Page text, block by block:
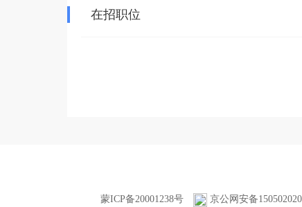
在招职位
蒙ICP备20001238号 京公网安备